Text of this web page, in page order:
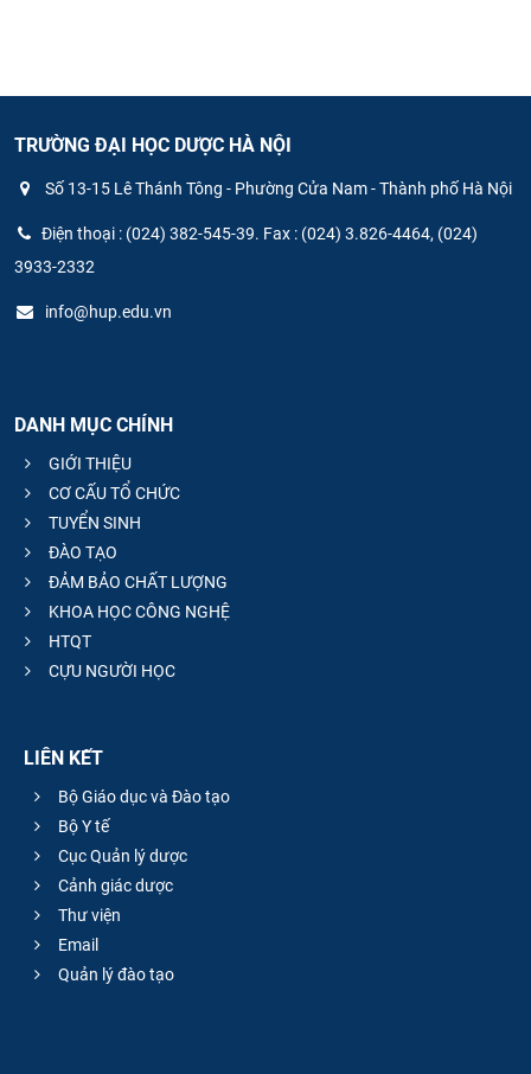
TRƯỜNG ĐẠI HỌC DƯỢC HÀ NỘI
Số 13-15 Lê Thánh Tông - Phường Cửa Nam - Thành phố Hà Nội
Điện thoại : (024) 382-545-39. Fax : (024) 3.826-4464, (024)
3933-2332
info@hup.edu.vn
DANH MỤC CHÍNH
GIỚI THIỆU
CƠ CẤU TỔ CHỨC
TUYỂN SINH
ĐÀO TẠO
ĐẢM BẢO CHẤT LƯỢNG
KHOA HỌC CÔNG NGHỆ
HTQT
CỰU NGƯỜI HỌC
LIÊN KẾT
Bộ Giáo dục và Đào tạo
Bộ Y tế
Cục Quản lý dược
Cảnh giác dược
Thư viện
Email
Quản lý đào tạo